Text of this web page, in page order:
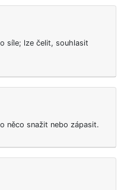
síle; lze čelit, souhlasit
něco snažit nebo zápasit.